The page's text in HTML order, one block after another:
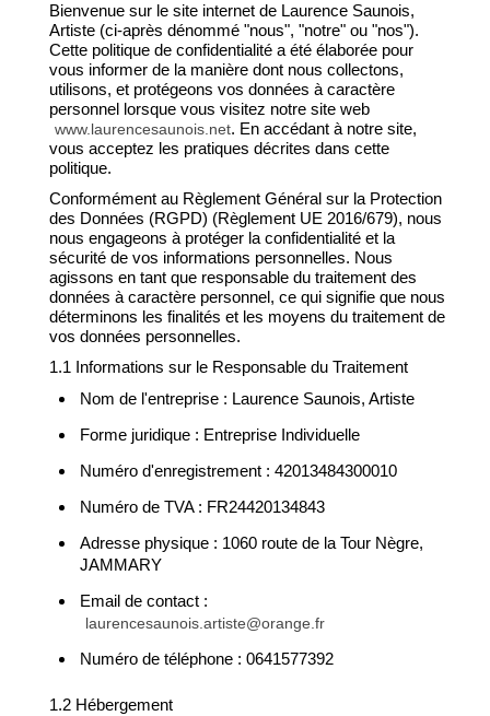
English
0
Bienvenue sur le site internet de Laurence Saunois,
Artiste (ci-après dénommé "nous", "notre" ou "nos").
Cette politique de confidentialité a été élaborée pour
vous informer de la manière dont nous collectons,
utilisons, et protégeons vos données à caractère
personnel lorsque vous visitez notre site web
www.laurencesaunois.net. En accédant à notre site,
vous acceptez les pratiques décrites dans cette
politique.
Conformément au Règlement Général sur la Protection
des Données (RGPD) (Règlement UE 2016/679), nous
nous engageons à protéger la confidentialité et la
sécurité de vos informations personnelles. Nous
agissons en tant que responsable du traitement des
données à caractère personnel, ce qui signifie que nous
déterminons les finalités et les moyens du traitement de
vos données personnelles.
1.1 Informations sur le Responsable du Traitement
Nom de l'entreprise : Laurence Saunois, Artiste
Forme juridique : Entreprise Individuelle
Numéro d'enregistrement : 42013484300010
Numéro de TVA : FR24420134843
Adresse physique : 1060 route de la Tour Nègre,
JAMMARY
Email de contact :
laurencesaunois.artiste@orange.fr
Numéro de téléphone : 0641577392
1.2 Hébergement